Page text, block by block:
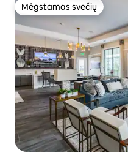
Mėgstamas svečių
Mėgstamas svečių